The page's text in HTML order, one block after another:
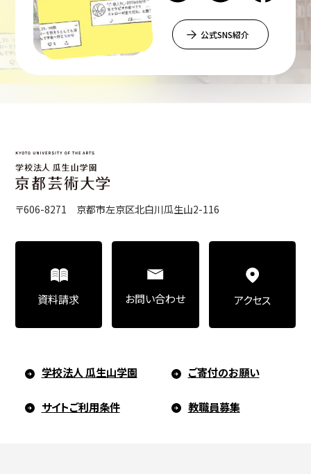
公式SNS紹介
〒606-8271 京都市左京区北白川瓜生山2-116
学校法人 瓜生山学園 ご寄付のお願い
サイトご利用条件 教職員募集
資料請求 お問い合わせ アクセス